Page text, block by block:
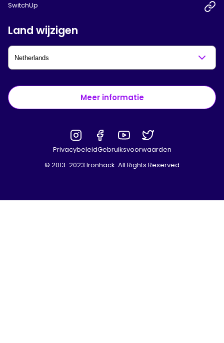
SwitchUp
Land wijzigen
Meer informatie
PrivacybeleidGebruiksvoorwaarden
© 2013-2023 Ironhack. All Rights Reserved